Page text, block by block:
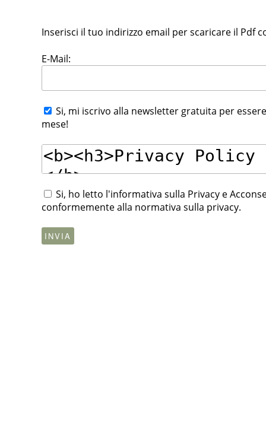
Inserisci il tuo indirizzo email per scaricare il Pdf
E-Mail:
Si, mi iscrivo alla newsletter gratuita per
mese!
Si, ho letto l'informativa sulla Privacy e
conformemente alla normativa sulla privacy.
INVIA